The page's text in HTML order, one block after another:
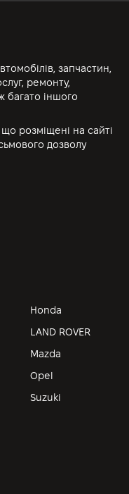
запчастин,
ремонту,
багато іншого
розміщені на сайті
дозволу
Honda
LAND ROVER
Mazda
Opel
Suzuki